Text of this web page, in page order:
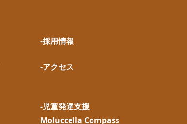
-採用情報
-アクセス
-児童発達支援
Moluccella Compass